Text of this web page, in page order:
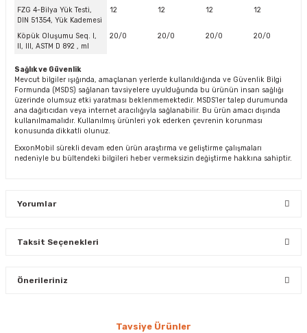
FZG 4-Bilya Yük Testi,
DIN 51354, Yük Kademesi
12 12 12 12
Köpük Oluşumu Seq. I,
II, III, ASTM D 892 , ml
20/0 20/0 20/0 20/0
Sağlık ve Güvenlik
Mevcut bilgiler ışığında, amaçlanan yerlerde kullanıldığında ve Güvenlik Bilgi
Formunda (MSDS) sağlanan tavsiyelere uyulduğunda bu ürünün insan sağlığı
üzerinde olumsuz etki yaratması beklenmemektedir. MSDS’ler talep durumunda
ana dağıtıcıdan veya internet aracılığıyla sağlanabilir. Bu ürün amacı dışında
kullanılmamalıdır. Kullanılmış ürünleri yok ederken çevrenin korunması
konusunda dikkatli olunuz.
ExxonMobil sürekli devam eden ürün araştırma ve geliştirme çalışmaları
nedeniyle bu bültendeki bilgileri heber vermeksizin değiştirme hakkına sahiptir.
Yorumlar
Taksit Seçenekleri
Önerileriniz
konularda yetersiz gördüğünüz noktaları öneri formunu
Tavsiye Ürünler